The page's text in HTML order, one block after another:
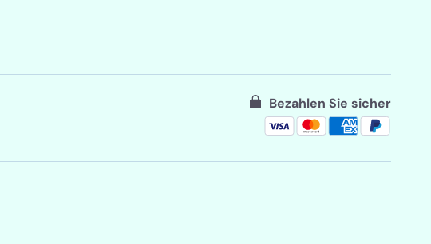
Bezahlen Sie sicher